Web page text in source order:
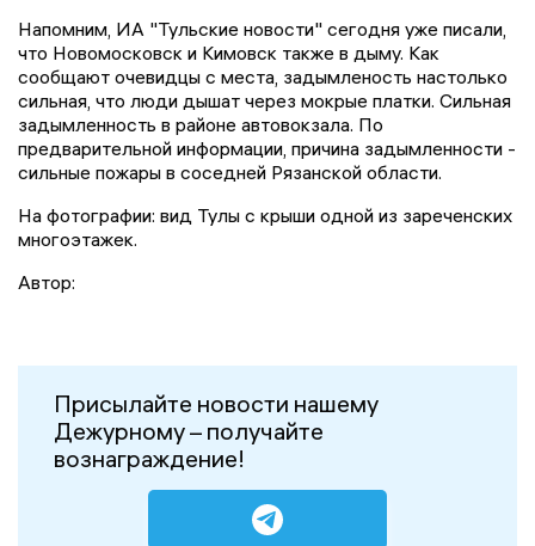
Напомним, ИА "Тульские новости" сегодня уже писали,
что Новомосковск и Кимовск также в дыму. Как
сообщают очевидцы с места, задымленость настолько
сильная, что люди дышат через мокрые платки. Сильная
задымленность в районе автовокзала. По
предварительной информации, причина задымленности -
сильные пожары в соседней Рязанской области.
На фотографии: вид Тулы с крыши одной из зареченских
многоэтажек.
Автор:
Присылайте новости нашему
Дежурному – получайте
вознаграждение!